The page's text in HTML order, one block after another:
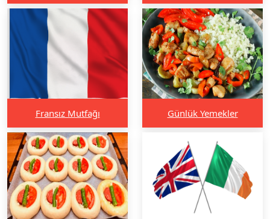
Fransız Mutfağı Günlük Yemekler